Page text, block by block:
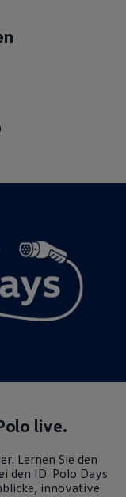
live.
Lernen Sie den
den ID. Polo Days
innovative